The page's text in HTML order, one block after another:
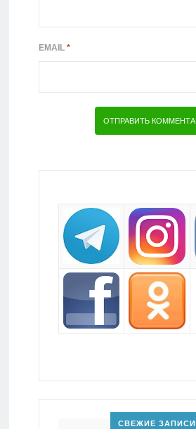
EMAIL *
СВЕЖИЕ ЗАПИСИ